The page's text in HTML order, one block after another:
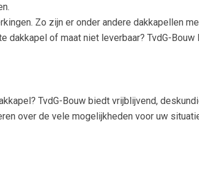
Zo zijn er onder andere dakkapellen
of maat niet leverbaar? TvdG-
TvdG-Bouw biedt vrijblijvend,
over de vele mogelijkheden voor uw